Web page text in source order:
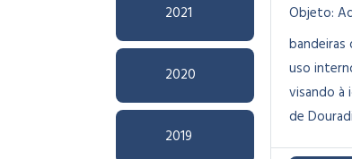
2021
2020
2019
Objeto:
uso
visando à
de